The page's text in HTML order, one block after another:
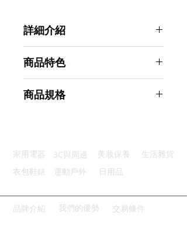
詳細介紹
商品特色
拉絲工藝：觸感舒適不留油污指紋
商品規格
商品尺寸：15*10*2cm
商品重量(g)：300
代理商：亞桓有限公司
家用電器 3C與周邊 美妝保養
生活雜貨
衣包鞋錶
運動戶外 日用品
品牌介紹 我們的優勢 交易條件